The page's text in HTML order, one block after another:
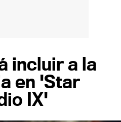
incluir a la
en 'Star
IX'